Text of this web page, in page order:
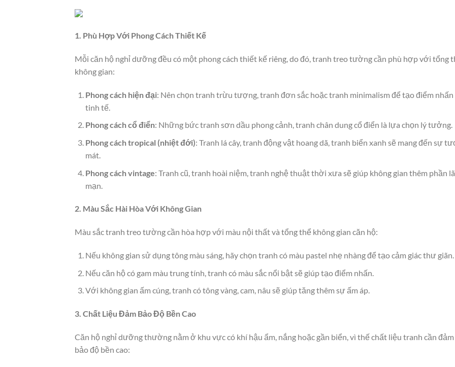
1. Phù Hợp Với Phong Cách Thiết Kế
Mỗi căn hộ nghỉ dưỡng đều có một phong cách thiết kế riêng, do đó, tranh treo tường cần phù hợp với tổng
không gian:
Phong cách hiện đại: Nên chọn tranh trừu tượng, tranh đơn sắc hoặc tranh minimalism để tạo điểm nhấn
tinh tế.
Phong cách cổ điển: Những bức tranh sơn dầu phong cảnh, tranh chân dung cổ điển là lựa chọn lý tưởng.
Phong cách tropical (nhiệt đới): Tranh lá cây, tranh động vật hoang dã, tranh biển xanh sẽ mang đến sự
mát.
Phong cách vintage: Tranh cũ, tranh hoài niệm, tranh nghệ thuật thời xưa sẽ giúp không gian thêm phần
mạn.
2. Màu Sắc Hài Hòa Với Không Gian
Màu sắc tranh treo tường cần hòa hợp với màu nội thất và tổng thể không gian căn hộ:
Nếu không gian sử dụng tông màu sáng, hãy chọn tranh có màu pastel nhẹ nhàng để tạo cảm giác thư giãn.
Nếu căn hộ có gam màu trung tính, tranh có màu sắc nổi bật sẽ giúp tạo điểm nhấn.
Với không gian ấm cúng, tranh có tông vàng, cam, nâu sẽ giúp tăng thêm sự ấm áp.
3. Chất Liệu Đảm Bảo Độ Bền Cao
Căn hộ nghỉ dưỡng thường nằm ở khu vực có khí hậu ẩm, nắng hoặc gần biển, vì thế chất liệu tranh cần đảm
bảo độ bền cao: